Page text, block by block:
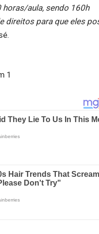
aula, sendo 160h
direitos para que eles